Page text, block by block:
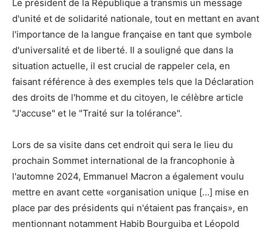
Le président de la République a transmis un message
d'unité et de solidarité nationale, tout en mettant en avant
l'importance de la langue française en tant que symbole
d'universalité et de liberté. Il a souligné que dans la
situation actuelle, il est crucial de rappeler cela, en
faisant référence à des exemples tels que la Déclaration
des droits de l'homme et du citoyen, le célèbre article
"J'accuse" et le "Traité sur la tolérance".
Lors de sa visite dans cet endroit qui sera le lieu du
prochain Sommet international de la francophonie à
l'automne 2024, Emmanuel Macron a également voulu
mettre en avant cette «organisation unique […] mise en
place par des présidents qui n'étaient pas français», en
mentionnant notamment Habib Bourguiba et Léopold